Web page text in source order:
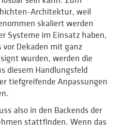
Architektur, weil
skaliert werden
Systeme im Einsatz haben,
Dekaden mit ganz
wurden, werden die
diesem Handlungsfeld
tiefgreifende Anpassungen
also in den Backends der
stattfinden. Wenn das